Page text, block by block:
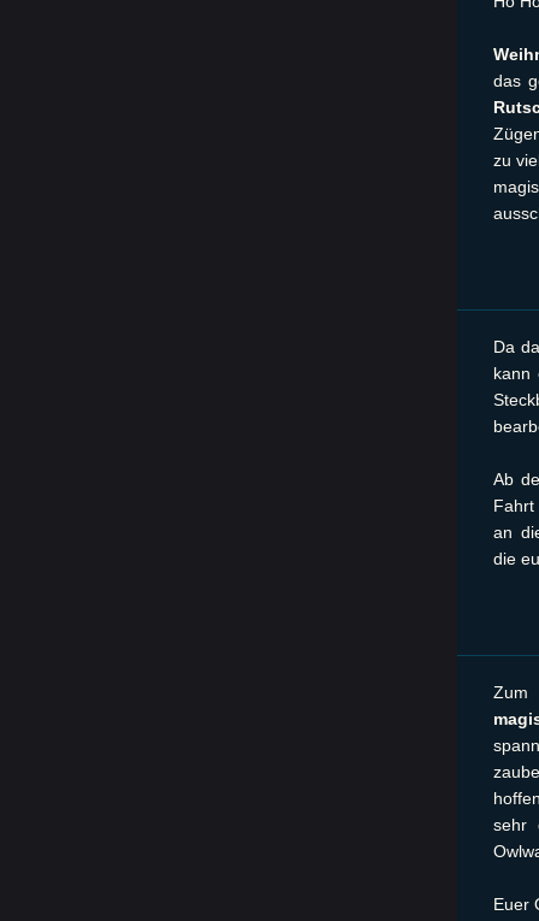
das
zu
Da
kann
Ab
an
die
Zum
sehr
Euer